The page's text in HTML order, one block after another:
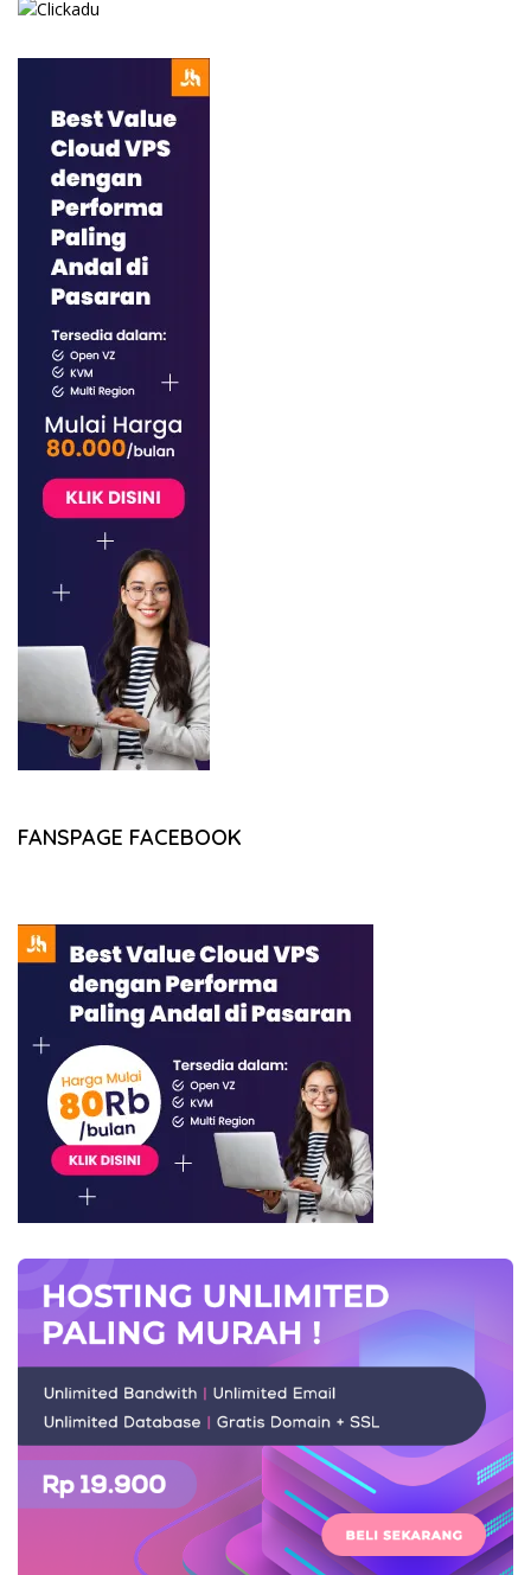
FANSPAGE FACEBOOK